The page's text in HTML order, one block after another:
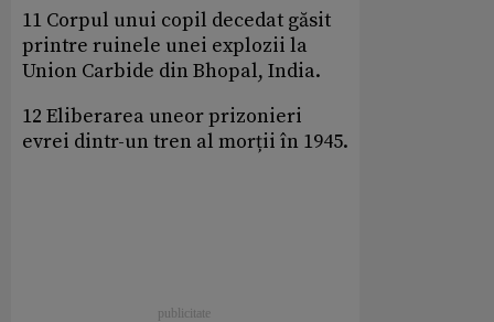
11 Corpul unui copil decedat găsit
printre ruinele unei explozii la
Union Carbide din Bhopal, India.
12 Eliberarea uneor prizonieri
evrei dintr-un tren al morții în 1945.